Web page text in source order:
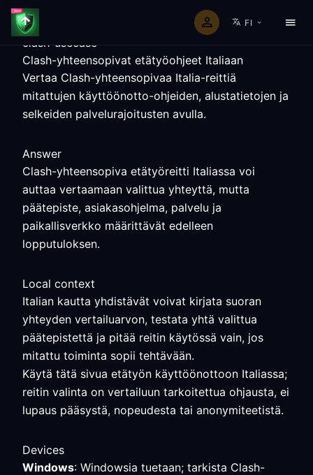
FI
clash-usecase
Clash-yhteensopivat etätyöohjeet Italiaan
Vertaa Clash-yhteensopivaa Italia-reittiä
mitattujen käyttöönotto-ohjeiden, alustatietojen ja
selkeiden palvelurajoitusten avulla.
Answer
Clash-yhteensopiva etätyöreitti Italiassa voi
auttaa vertaamaan valittua yhteyttä, mutta
päätepiste, asiakasohjelma, palvelu ja
paikallisverkko määrittävät edelleen
lopputuloksen.
Local context
Italian kautta yhdistävät voivat kirjata suoran
yhteyden vertailuarvon, testata yhtä valittua
päätepistettä ja pitää reitin käytössä vain, jos
mitattu toiminta sopii tehtävään.
Käytä tätä sivua etätyön käyttöönottoon Italiassa;
reitin valinta on vertailuun tarkoitettua ohjausta, ei
lupaus pääsystä, nopeudesta tai anonymiteetistä.
Devices
Windows: Windowsia tuetaan; tarkista Clash-